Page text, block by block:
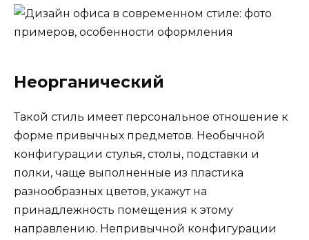
Неорганический
Такой стиль имеет персональное отношение к
форме привычных предметов. Необычной
конфигурации стулья, столы, подставки и
полки, чаще выполненные из пластика
разнообразных цветов, укажут на
принадлежность помещения к этому
направлению. Непривычной конфигурации